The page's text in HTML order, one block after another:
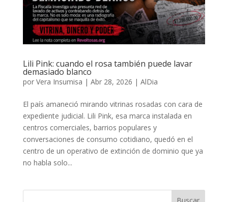
Lili Pink: cuando el rosa también puede lavar
demasiado blanco
por Vera Insumisa | Abr 28, 2026 | AlDia
El país amaneció mirando vitrinas rosadas con cara de
expediente judicial. Lili Pink, esa marca instalada en
centros comerciales, barrios populares y
conversaciones de consumo cotidiano, quedó en el
centro de un operativo de extinción de dominio que ya
no habla solo...